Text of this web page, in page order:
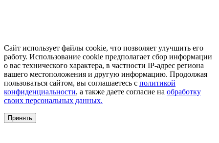
Сайт использует файлы cookie, что позволяет улучшить его
работу. Использование cookie предполагает сбор информации
о вас технического характера, в частности IP-адрес региона
вашего местоположения и другую информацию. Продолжая
пользоваться сайтом, вы соглашаетесь с политикой
конфиденциальности, а также даете согласие на обработку
своих персональных данных.
Принять